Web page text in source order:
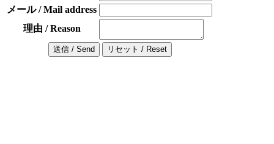
メール / Mail address
理由 / Reason